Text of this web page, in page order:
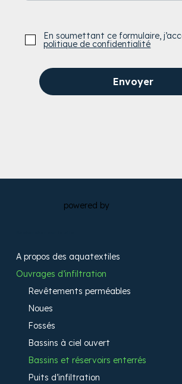
En soumettant ce formulaire,
politique de confidentialité
Envoyer
powered by
A propos des aquatextiles​
Ouvrages d’infiltration​
Revêtements perméables
Noues
Fossés
Bassins à ciel ouvert
Bassins et réservoirs enterrés
Puits d’infiltration